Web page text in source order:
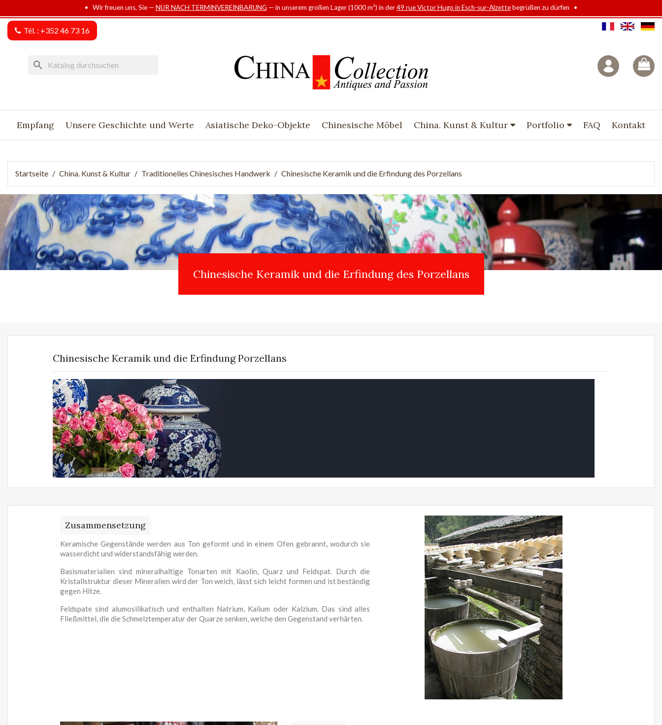
• Wir freuen uns, Sie — NUR NACH TERMINVEREINBARUNG — in unserem großen Lager (1000 m²) in der49 rue Victor Hugo in Esch-sur-Alzettebegrüßen zu dürfen •
Tél. : +352 46 73 16
search
Empfang Unsere Geschichte und Werte Asiatische Deko-Objekte Chinesische Möbel China. Kunst & Kultur Portfolio FAQ Kontakt
Startseite China. Kunst & Kultur Traditionelles Chinesisches Handwerk Chinesische Keramik und die Erfindung des Porzellans
Chinesische Keramik und die Erfindung des Porzellans
Chinesische Keramik und die Erfindung Porzellans
Zusammensetzung
Keramische Gegenstände werden aus Ton geformt und in einem Ofen gebrannt, wodurch sie
wasserdicht und widerstandsfähig werden.
Basismaterialien sind mineralhaltige Tonarten mit Kaolin, Quarz und Feldspat. Durch die
Kristallstruktur dieser Mineralien wird der Ton weich, lässt sich leicht formen und ist beständig
gegen Hitze.
Feldspate sind alumosilikatisch und enthalten Natrium, Kalium oder Kalzium. Das sind alles
Fließmittel, die die Schmelztemperatur der Quarze senken, welche den Gegenstand verhärten.